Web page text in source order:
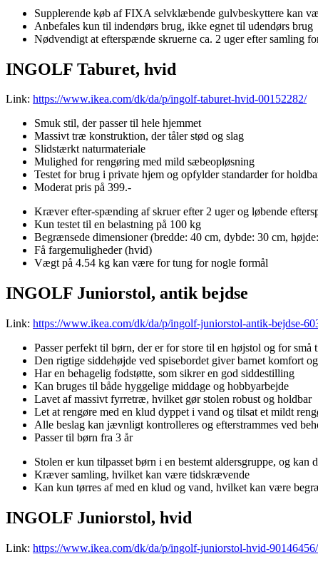
Supplerende køb af FIXA selvklæbende gulvbeskyttere kan
Anbefales kun til indendørs brug, ikke egnet til udendørs brug
Nødvendigt at efterspænde skruerne ca. 2 uger efter samling
INGOLF Taburet, hvid
Link: https://www.ikea.com/dk/da/p/ingolf-taburet-hvid-00152282/
Smuk stil, der passer til hele hjemmet
Massivt træ konstruktion, der tåler stød og slag
Slidstærkt naturmateriale
Mulighed for rengøring med mild sæbeopløsning
Testet for brug i private hjem og opfylder standarder for
Moderat pris på 399.-
Kræver efter-spænding af skruer efter 2 uger og løbende
Kun testet til en belastning på 100 kg
Begrænsede dimensioner (bredde: 40 cm, dybde: 30 cm,
Få fargemuligheder (hvid)
Vægt på 4.54 kg kan være for tung for nogle formål
INGOLF Juniorstol, antik bejdse
Link: https://www.ikea.com/dk/da/p/ingolf-juniorstol-antik-bejdse-
Passer perfekt til børn, der er for store til en højstol og for små
Den rigtige siddehøjde ved spisebordet giver barnet komfort
Har en behagelig fodstøtte, som sikrer en god siddestilling
Kan bruges til både hyggelige middage og hobbyarbejde
Lavet af massivt fyrretræ, hvilket gør stolen robust og holdbar
Let at rengøre med en klud dyppet i vand og tilsat et mildt
Alle beslag kan jævnligt kontrolleres og efterstrammes ved
Passer til børn fra 3 år
Stolen er kun tilpasset børn i en bestemt aldersgruppe, og
Kræver samling, hvilket kan være tidskrævende
Kan kun tørres af med en klud og vand, hvilket kan være
INGOLF Juniorstol, hvid
Link: https://www.ikea.com/dk/da/p/ingolf-juniorstol-hvid-90146456/